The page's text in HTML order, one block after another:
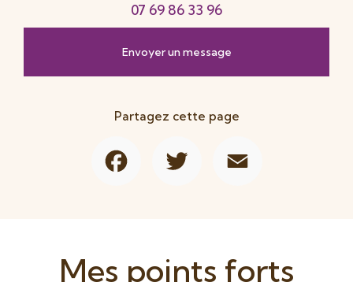
07 69 86 33 96
Envoyer un message
Partagez cette page
Mes points forts